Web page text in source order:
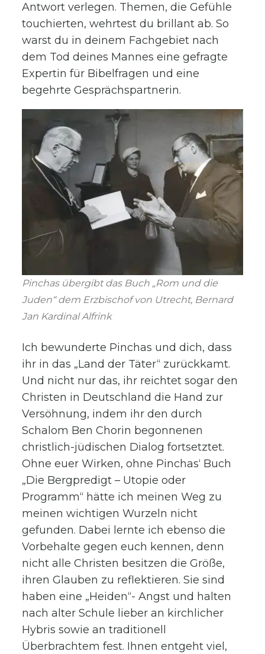
Antwort verlegen. Themen, die Gefühle
touchierten, wehrtest du brillant ab. So
warst du in deinem Fachgebiet nach
dem Tod deines Mannes eine gefragte
Expertin für Bibelfragen und eine
begehrte Gesprächspartnerin.
Pinchas übergibt das Buch „Rom und die
Juden“ dem Erzbischof von Utrecht, Bernard
Jan Kardinal Alfrink
Ich bewunderte Pinchas und dich, dass
ihr in das „Land der Täter“ zurückkamt.
Und nicht nur das, ihr reichtet sogar den
Christen in Deutschland die Hand zur
Versöhnung, indem ihr den durch
Schalom Ben Chorin begonnenen
christlich-jüdischen Dialog fortsetztet.
Ohne euer Wirken, ohne Pinchas‘ Buch
„Die Bergpredigt – Utopie oder
Programm“ hätte ich meinen Weg zu
meinen wichtigen Wurzeln nicht
gefunden. Dabei lernte ich ebenso die
Vorbehalte gegen euch kennen, denn
nicht alle Christen besitzen die Größe,
ihren Glauben zu reflektieren. Sie sind
haben eine „Heiden“- Angst und halten
nach alter Schule lieber an kirchlicher
Hybris sowie an traditionell
Überbrachtem fest. Ihnen entgeht viel,